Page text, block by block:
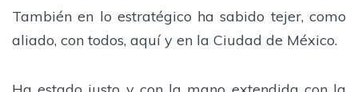
También en lo estratégico ha sabido tejer, como
aliado, con todos, aquí y en la Ciudad de México.